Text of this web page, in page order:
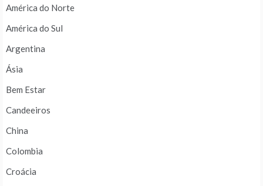
América do Norte
América do Sul
Argentina
Ásia
Bem Estar
Candeeiros
China
Colombia
Croácia